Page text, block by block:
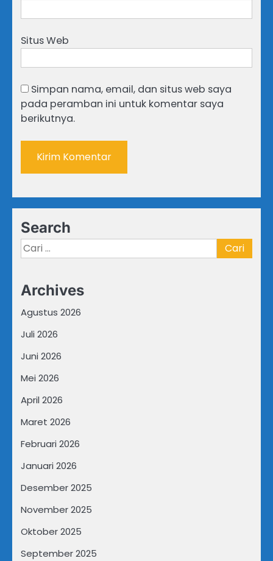
Situs Web
Simpan nama, email, dan situs web saya
pada peramban ini untuk komentar saya
berikutnya.
Search
Cari
untuk:
Archives
Agustus 2026
Juli 2026
Juni 2026
Mei 2026
April 2026
Maret 2026
Februari 2026
Januari 2026
Desember 2025
November 2025
Oktober 2025
September 2025